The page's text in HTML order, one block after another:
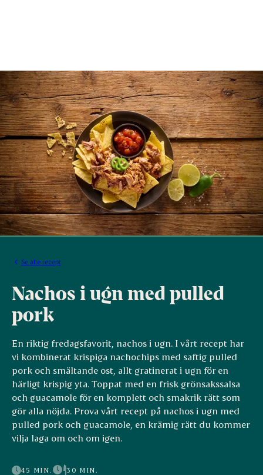
Se alle recept
Nachos i ugn med pulled
pork
En riktig fredagsfavorit, nachos i ugn. I vårt recept har
vi kombinerat krispiga nachochips med saftig pulled
pork och smältande ost, allt gratinerat i ugn för en
härligt krispig yta. Toppat med en frisk grönsakssalsa
och guacamole för en komplett och smakrik rätt som
gör alla nöjda. Prova vårt recept på nachos i ugn med
pulled pork och guacamole, en krämig rätt du kommer
vilja laga om och om igen.
45 MIN. 30 MIN.